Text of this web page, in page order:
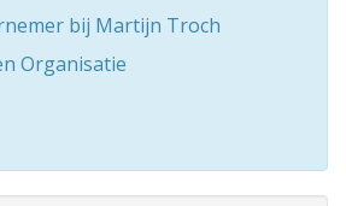
bij Martijn Troch
Organisatie